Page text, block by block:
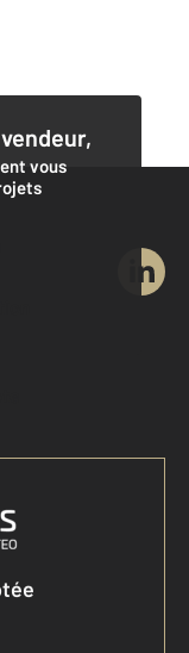
vous